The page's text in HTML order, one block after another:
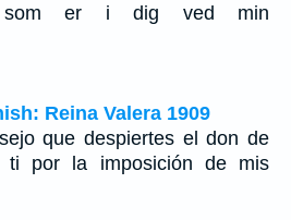
som er i dig ved min
Reina Valera 1909
que despiertes el don de
ti por la imposición de mis